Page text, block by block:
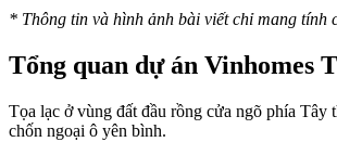
* Thông tin và hình ảnh bài viết chỉ mang tính
Tổng quan dự án Vinhomes
Tọa lạc ở vùng đất đầu rồng cửa ngõ phía Tây
chốn ngoại ô yên bình.